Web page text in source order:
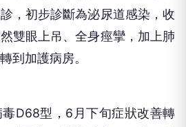
，初步診斷為泌尿道感染，收
雙眼上吊、全身痙攣，加上肺
到加護病房。
D68型，6月下旬症狀改善轉